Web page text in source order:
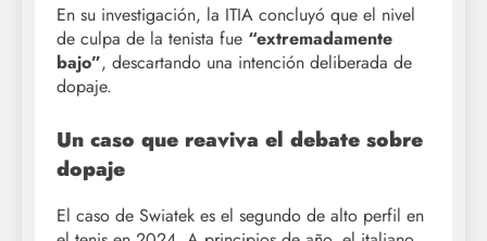
En su investigación, la ITIA concluyó que el nivel
de culpa de la tenista fue “extremadamente
bajo”, descartando una intención deliberada de
dopaje.
Un caso que reaviva el debate sobre
dopaje
El caso de Swiatek es el segundo de alto perfil en